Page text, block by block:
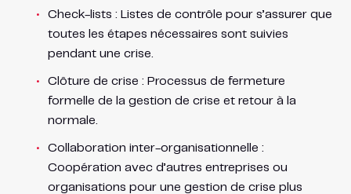
Check-lists : Listes de contrôle pour s’assurer que
toutes les étapes nécessaires sont suivies
pendant une crise.
Clôture de crise : Processus de fermeture
formelle de la gestion de crise et retour à la
normale.
Collaboration inter-organisationnelle :
Coopération avec d’autres entreprises ou
organisations pour une gestion de crise plus